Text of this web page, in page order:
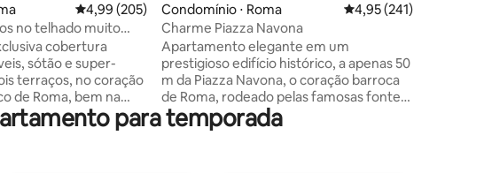
5, 410 avaliações4,99 de uma avaliação média de 5, 205 avaliações
4,99 (205)
no telhado muito
Trevicobertura
sótão e super-
terraços, no coração
de Roma, bem na
Trevi, com
de luxo ao seu
Condomínio ⋅ Roma 4,95 de uma avaliação
4,95 (241)
Charme Piazza Navona
Apartamento elegante em um
prestigioso edifício histórico, a apenas 50
m da Piazza Navona, o coração barroca
de Roma, rodeado pelas famosas fontes
de Bernini e Borromini. Finamente
mobiliado, oferece dois quartos com
para temporada